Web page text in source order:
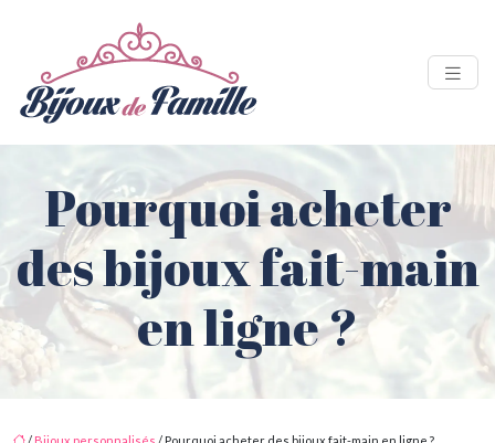
Pourquoi acheter
des bijoux fait-main
en ligne ?